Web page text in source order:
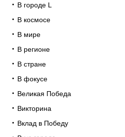
В городе L
В космосе
В мире
В регионе
В стране
В фокусе
Великая Победа
Викторина
Вклад в Победу